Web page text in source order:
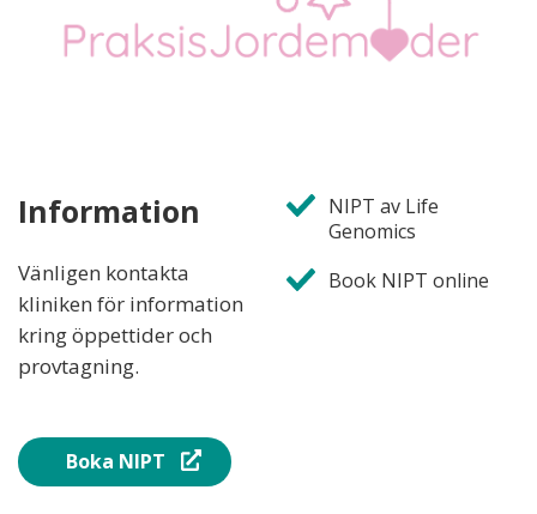
Information
Vänligen kontakta
kliniken för information
kring öppettider och
provtagning.
Boka NIPT
NIPT av Life
Genomics
Book NIPT online